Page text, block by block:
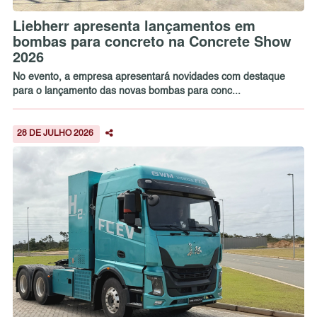
Liebherr apresenta lançamentos em
bombas para concreto na Concrete Show
2026
No evento, a empresa apresentará novidades com destaque
para o lançamento das novas bombas para conc...
28 DE JULHO 2026